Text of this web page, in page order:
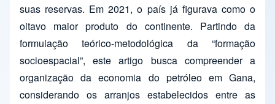
suas reservas. Em 2021, o país já figurava como o
oitavo maior produto do continente. Partindo da
formulação teórico-metodológica da “formação
socioespacial”, este artigo busca compreender a
organização da economia do petróleo em Gana,
considerando os arranjos estabelecidos entre as